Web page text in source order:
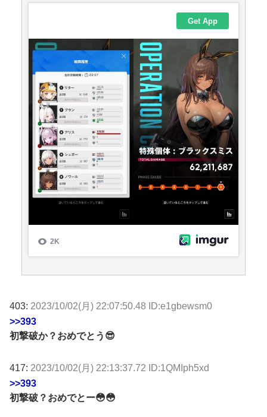
403: 2023/10/02(月) 22:07:50.48 ID:e1gbewsm0
>>393
初撃破か？おめでとう😎
417: 2023/10/02(月) 22:13:37.72 ID:1QMIph5xd
>>393
初撃破？おめでとー😳😳